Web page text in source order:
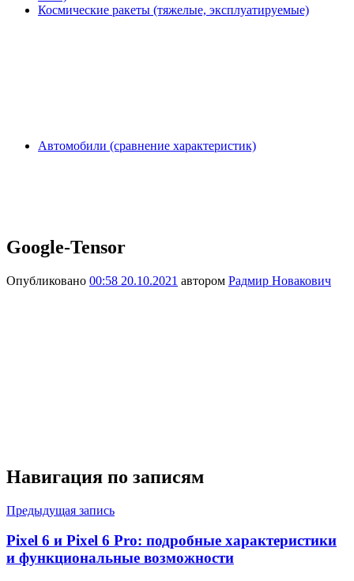
Космические ракеты (тяжелые, эксплуатируемые)
Автомобили (сравнение характеристик)
Google-Tensor
Опубликовано 00:58 20.10.2021 автором Радмир Новакович
Навигация по записям
Предыдущая запись
Pixel 6 и Pixel 6 Pro: подробные характеристики
и функциональные возможности